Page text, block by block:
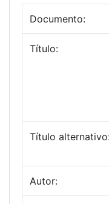
Documento:
Título:
Título
Autor: